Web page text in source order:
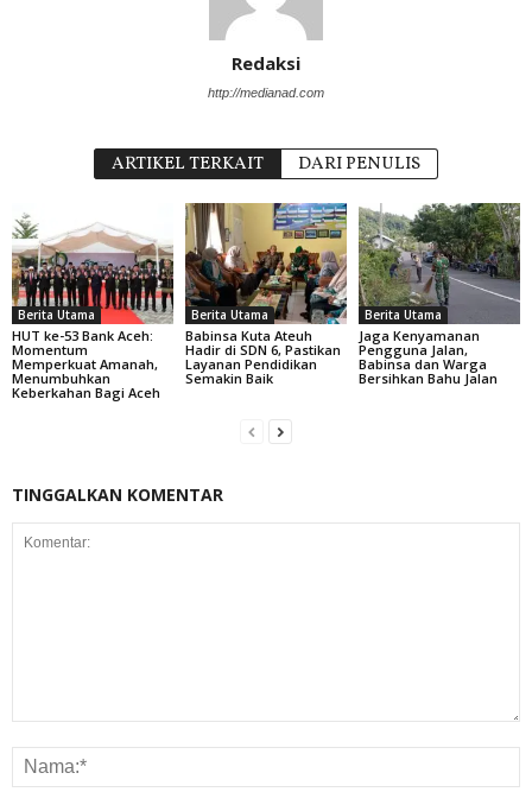
Redaksi
http://medianad.com
ARTIKEL TERKAIT DARI PENULIS
Berita Utama
HUT ke-53 Bank Aceh:
Momentum
Memperkuat Amanah,
Menumbuhkan
Keberkahan Bagi Aceh
Berita Utama
Babinsa Kuta Ateuh
Hadir di SDN 6, Pastikan
Layanan Pendidikan
Semakin Baik
Berita Utama
Jaga Kenyamanan
Pengguna Jalan,
Babinsa dan Warga
Bersihkan Bahu Jalan
TINGGALKAN KOMENTAR